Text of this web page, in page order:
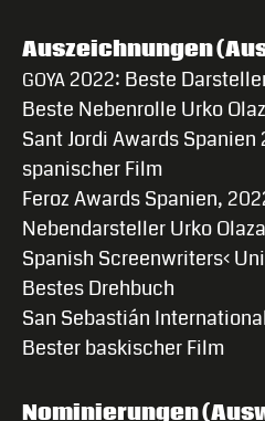
Auszeichnungen
GOYA2022: Beste
Beste Nebenrolle Urko
Sant Jordi Awards
spanischer Film
Feroz Awards Spanien,
Nebendarsteller Urko
Spanish Screenwriters‹
Bestes Drehbuch
San Sebastián
Bester baskischer Film
Nominierungen